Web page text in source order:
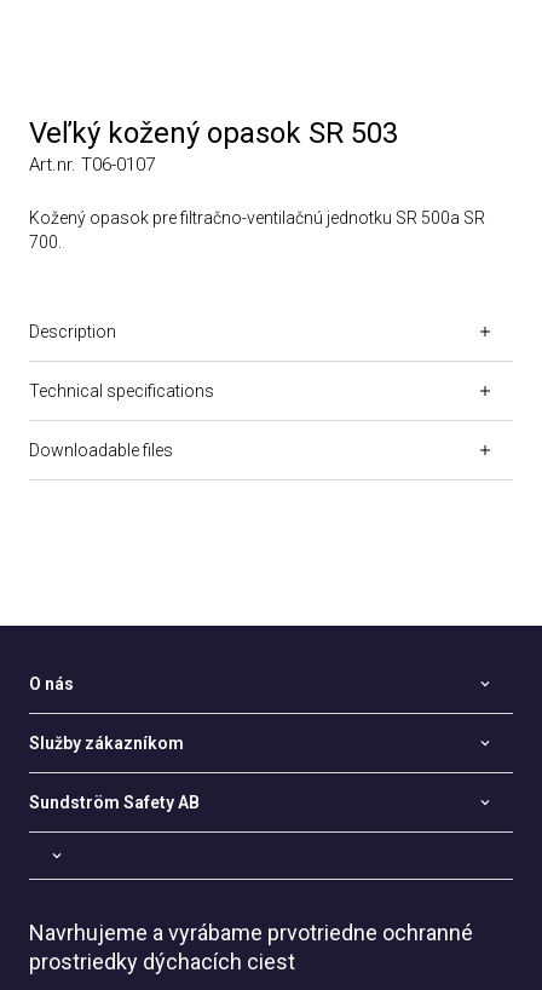
Veľký kožený opasok SR 503
Art.nr. T06-0107
Kožený opasok pre filtračno-ventilačnú jednotku SR 500a SR
700.
Description
Technical specifications
Downloadable files
O nás
Služby zákazníkom
Sundström Safety AB
Navrhujeme a vyrábame prvotriedne ochranné
prostriedky dýchacích ciest